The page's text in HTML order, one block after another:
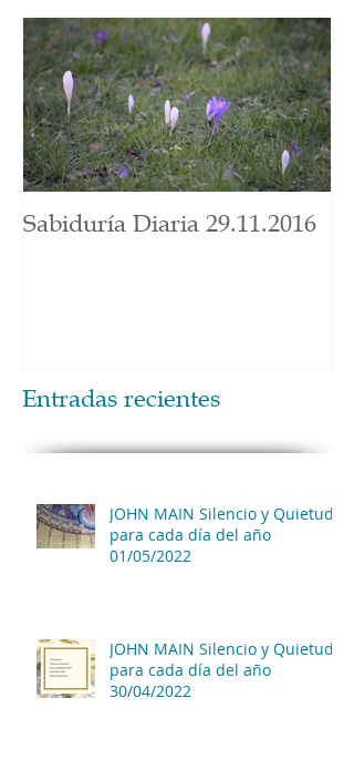
Sabiduría Diaria 29.11.2016
Entradas recientes
JOHN MAIN Silencio y Quietud
para cada día del año
01/05/2022
JOHN MAIN Silencio y Quietud
para cada día del año
30/04/2022